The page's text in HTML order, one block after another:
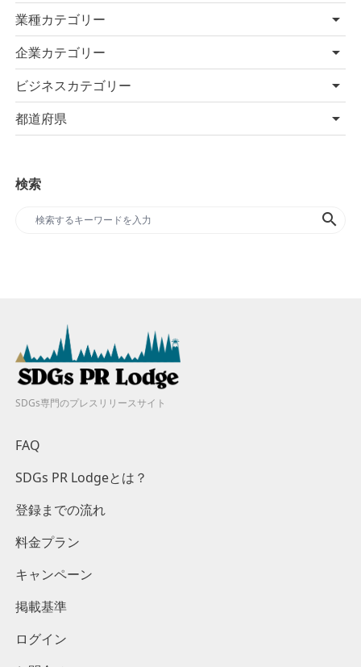
業種カテゴリー
企業カテゴリー
ビジネスカテゴリー
都道府県
検索
search
SDGs専門のプレスリリースサイト
FAQ
SDGs PR Lodgeとは？
登録までの流れ
料金プラン
キャンペーン
掲載基準
ログイン